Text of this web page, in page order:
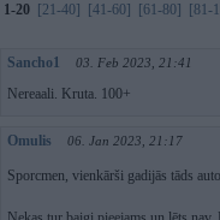
1-20 [21-40] [41-60] [61-80] [81-
Sancho1 03. Feb 2023, 21:41
Nereaali. Kruta. 100+
Omulis 06. Jan 2023, 21:17
Sporcmen, vienkārši gadijās tāds